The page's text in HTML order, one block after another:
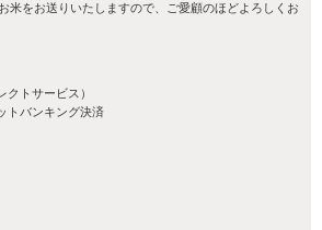
米をお送りいたしますので、ご愛顧のほどよろしくお
クトサービス）
トバンキング決済